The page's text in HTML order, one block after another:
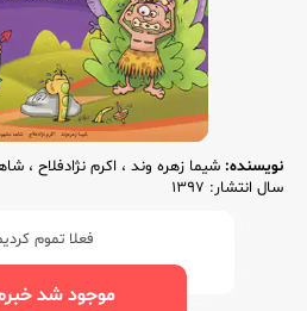
نویسنده: شیما زهره وند ، اکرم نژادفلاح ،
سال انتشار: 1397
فعلا تموم
موجود شد